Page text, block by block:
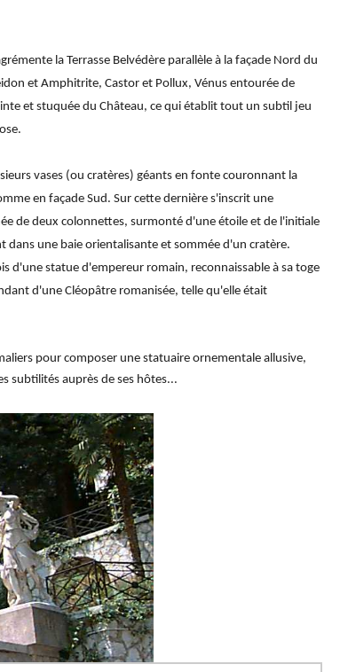
la Terrasse Belvédère parallèle à la façade Nord du
et Amphitrite, Castor et Pollux, Vénus entourée de
et stuquée du Château, ce qui établit tout un subtil jeu
vases (ou cratères) géants en fonte couronnant la
en façade Sud. Sur cette dernière s'inscrit une
de deux colonnettes, surmonté d'une étoile et de l'initiale
une baie orientalisante et sommée d'un cratère.
d'une statue d'empereur romain, reconnaissable à sa toge
d'une Cléopâtre romanisée, telle qu'elle était
pour composer une statuaire ornementale allusive,
subtilités auprès de ses hôtes...